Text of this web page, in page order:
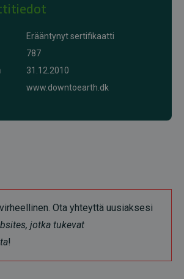
Erääntynyt sertifikaatti
787
31.12.2010
www.downtoearth.dk
Ota yhteyttä uusiaksesi
jotka tukevat
!